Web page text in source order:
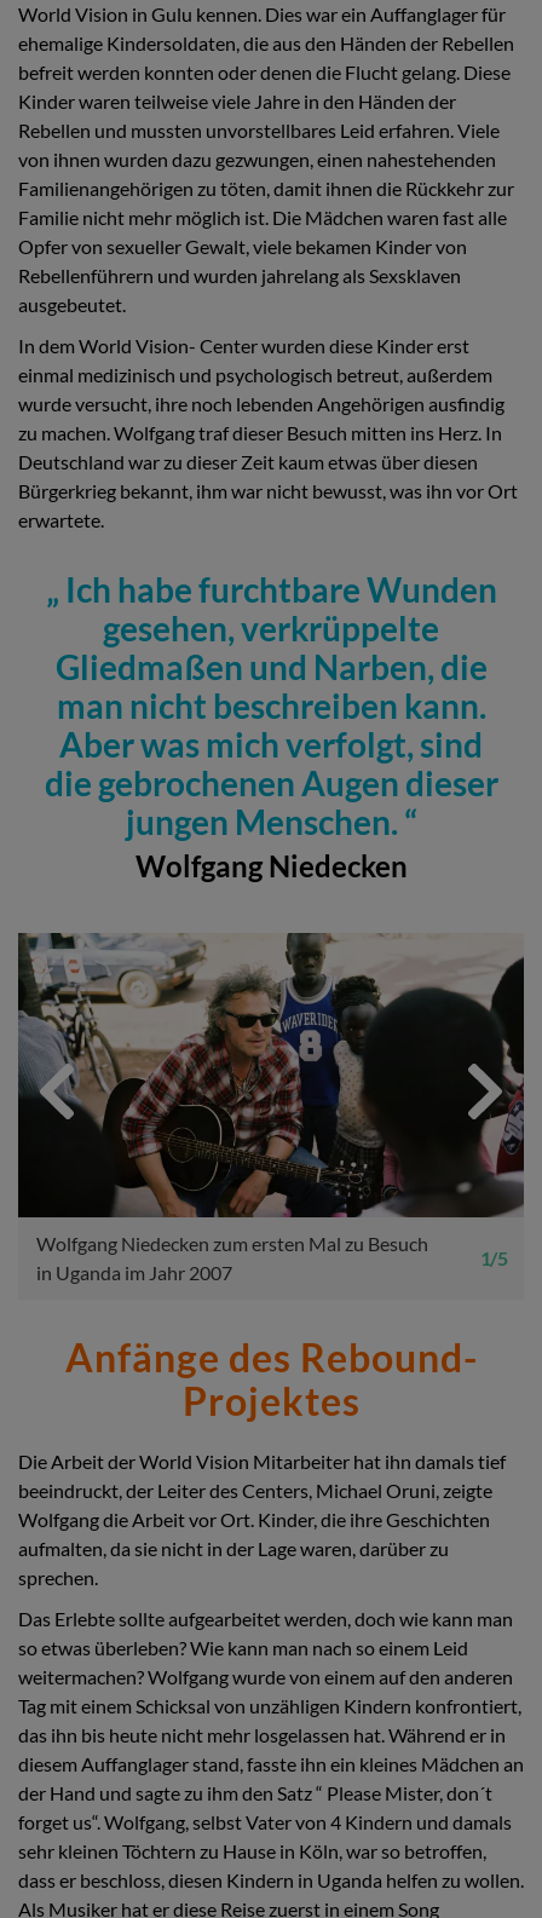
World Vision in Gulu kennen. Dies war ein Auffanglager für
ehemalige Kindersoldaten, die aus den Händen der Rebellen
befreit werden konnten oder denen die Flucht gelang. Diese
Kinder waren teilweise viele Jahre in den Händen der
Rebellen und mussten unvorstellbares Leid erfahren. Viele
von ihnen wurden dazu gezwungen, einen nahestehenden
Familienangehörigen zu töten, damit ihnen die Rückkehr zur
Familie nicht mehr möglich ist. Die Mädchen waren fast alle
Opfer von sexueller Gewalt, viele bekamen Kinder von
Rebellenführern und wurden jahrelang als Sexsklaven
ausgebeutet.
In dem World Vision- Center wurden diese Kinder erst
einmal medizinisch und psychologisch betreut, außerdem
wurde versucht, ihre noch lebenden Angehörigen ausfindig
zu machen. Wolfgang traf dieser Besuch mitten ins Herz. In
Deutschland war zu dieser Zeit kaum etwas über diesen
Bürgerkrieg bekannt, ihm war nicht bewusst, was ihn vor Ort
erwartete.
Ich habe furchtbare Wunden
gesehen, verkrüppelte
Gliedmaßen und Narben, die
man nicht beschreiben kann.
Aber was mich verfolgt, sind
die gebrochenen Augen dieser
jungen Menschen.
Wolfgang Niedecken
Previous
Wolfgang Niedecken zum ersten Mal zu Besuch
in Uganda im Jahr 2007
1 / 5
Next
Anfänge des Rebound-
Projektes
Die Arbeit der World Vision Mitarbeiter hat ihn damals tief
beeindruckt, der Leiter des Centers, Michael Oruni, zeigte
Wolfgang die Arbeit vor Ort. Kinder, die ihre Geschichten
aufmalten, da sie nicht in der Lage waren, darüber zu
sprechen.
Das Erlebte sollte aufgearbeitet werden, doch wie kann man
so etwas überleben? Wie kann man nach so einem Leid
weitermachen? Wolfgang wurde von einem auf den anderen
Tag mit einem Schicksal von unzähligen Kindern konfrontiert,
das ihn bis heute nicht mehr losgelassen hat. Während er in
diesem Auffanglager stand, fasste ihn ein kleines Mädchen an
der Hand und sagte zu ihm den Satz “ Please Mister, don´t
forget us“. Wolfgang, selbst Vater von 4 Kindern und damals
sehr kleinen Töchtern zu Hause in Köln, war so betroffen,
dass er beschloss, diesen Kindern in Uganda helfen zu wollen.
Als Musiker hat er diese Reise zuerst in einem Song